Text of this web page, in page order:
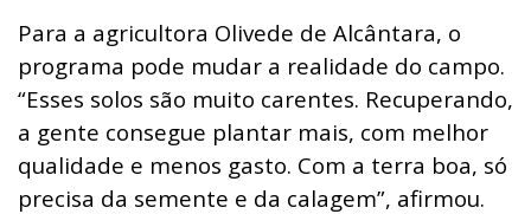
Para a agricultora Olivede de Alcântara, o
programa pode mudar a realidade do campo.
“Esses solos são muito carentes. Recuperando,
a gente consegue plantar mais, com melhor
qualidade e menos gasto. Com a terra boa, só
precisa da semente e da calagem”, afirmou.